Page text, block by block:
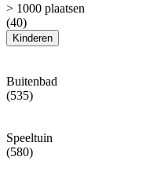
> 1000 plaatsen
(40)
Kinderen
Buitenbad
(535)
Speeltuin
(580)